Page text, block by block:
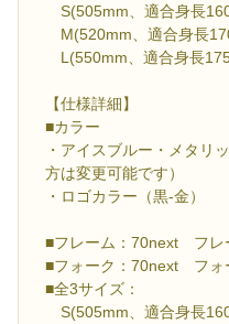
S(505mm、適合身長
M(520mm、適合身長
L(550mm、適合身長
【仕様詳細】
■カラー
・アイスブルー・メタリ
方は変更可能です）
・ロゴカラー（黒-金）
■フレーム：70next フ
■フォーク：70next フ
■全3サイズ：
S(505mm、適合身長